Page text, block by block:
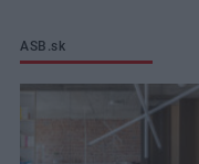
ASB.sk